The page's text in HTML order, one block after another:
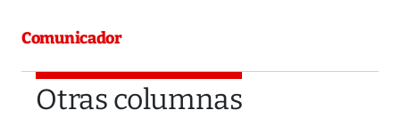
Comunicador
Otras columnas